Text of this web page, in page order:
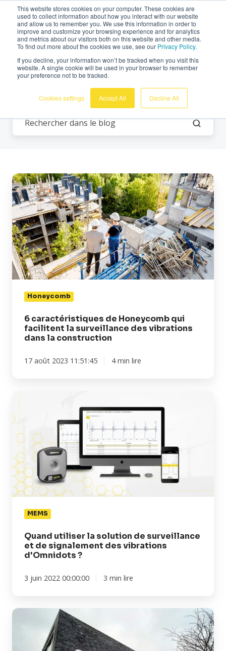
This website stores cookies on your computer. These cookies are
used to collect information about how you interact with our website
and allow us to remember you. We use this information in order to
improve and customize your browsing experience and for analytics
and metrics about our visitors both on this website and other media.
To find out more about the cookies we use, see our Privacy Policy.
If you decline, your information won’t be tracked when you visit this
website. A single cookie will be used in your browser to remember
your preference not to be tracked.
Cookies settings Accept All Decline All
Français
6
caractéristiques
de
Honeycomb
qui
facilitent
la
surveillance
des
vibrations
construction
Honeycomb
6 caractéristiques de Honeycomb qui
facilitent la surveillance des vibrations
dans la construction
17 août 2023 11:51:45 4 min lire
la
solution
surveillance
et
de
signalement
des
d'Omnidots ?
MEMS
Quand utiliser la solution de surveillance
et de signalement des vibrations
d'Omnidots ?
3 juin 2022 00:00:00 3 min lire
Le
fonctionnement
technique